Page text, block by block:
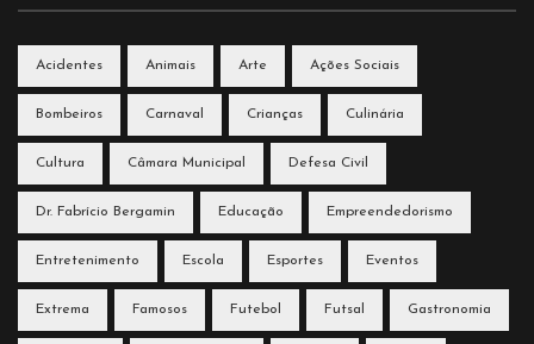
Acidentes Animais Arte Ações Sociais
Bombeiros Carnaval Crianças Culinária
Cultura Câmara Municipal Defesa Civil
Dr. Fabrício Bergamin Educação Empreendedorismo
Entretenimento Escola Esportes Eventos
Extrema Famosos Futebol Futsal Gastronomia